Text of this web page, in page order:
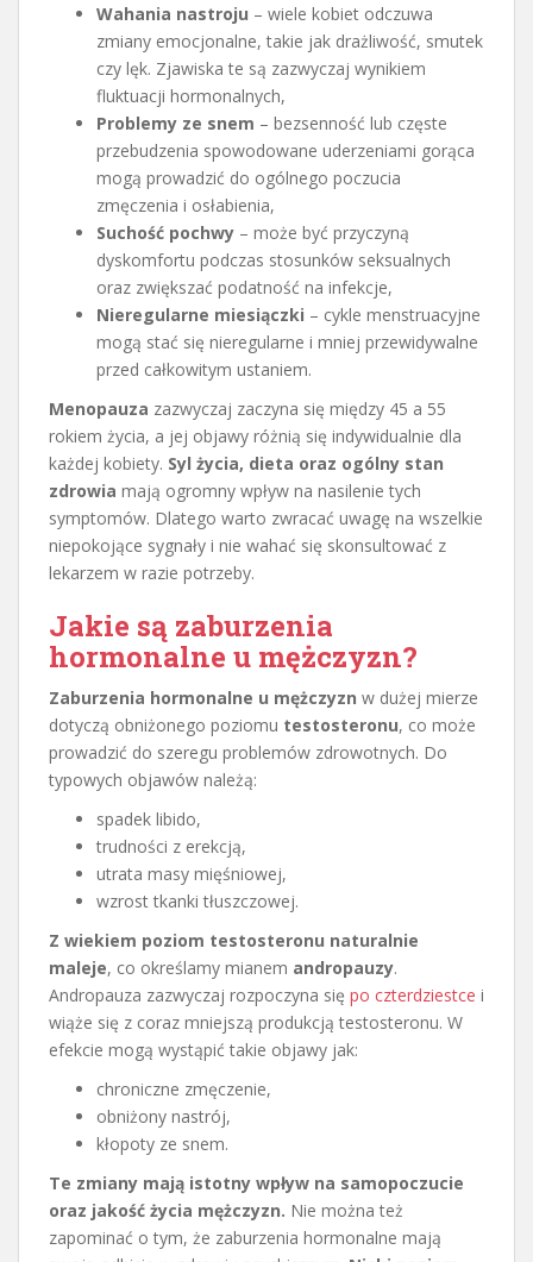
Wahania nastroju – wiele kobiet odczuwa
zmiany emocjonalne, takie jak drażliwość, smutek
czy lęk. Zjawiska te są zazwyczaj wynikiem
fluktuacji hormonalnych,
Problemy ze snem – bezsenność lub częste
przebudzenia spowodowane uderzeniami gorąca
mogą prowadzić do ogólnego poczucia
zmęczenia i osłabienia,
Suchość pochwy – może być przyczyną
dyskomfortu podczas stosunków seksualnych
oraz zwiększać podatność na infekcje,
Nieregularne miesiączki – cykle menstruacyjne
mogą stać się nieregularne i mniej przewidywalne
przed całkowitym ustaniem.
Menopauza zazwyczaj zaczyna się między 45 a 55
rokiem życia, a jej objawy różnią się indywidualnie dla
każdej kobiety. Syl życia, dieta oraz ogólny stan
zdrowia mają ogromny wpływ na nasilenie tych
symptomów. Dlatego warto zwracać uwagę na wszelkie
niepokojące sygnały i nie wahać się skonsultować z
lekarzem w razie potrzeby.
Jakie są zaburzenia
hormonalne u mężczyzn?
Zaburzenia hormonalne u mężczyzn w dużej mierze
dotyczą obniżonego poziomu testosteronu, co może
prowadzić do szeregu problemów zdrowotnych. Do
typowych objawów należą:
spadek libido,
trudności z erekcją,
utrata masy mięśniowej,
wzrost tkanki tłuszczowej.
Z wiekiem poziom testosteronu naturalnie
maleje, co określamy mianem andropauzy.
Andropauza zazwyczaj rozpoczyna się po czterdziestce i
wiąże się z coraz mniejszą produkcją testosteronu. W
efekcie mogą wystąpić takie objawy jak:
chroniczne zmęczenie,
obniżony nastrój,
kłopoty ze snem.
Te zmiany mają istotny wpływ na samopoczucie
oraz jakość życia mężczyzn. Nie można też
zapominać o tym, że zaburzenia hormonalne mają